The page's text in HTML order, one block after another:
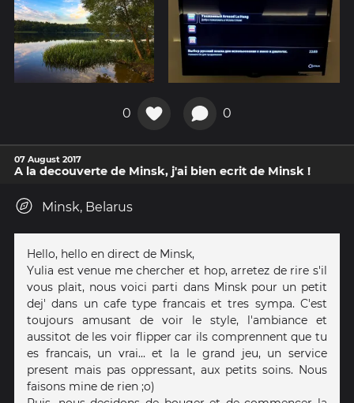
0 0
07 August 2017
A la decouverte de Minsk, j'ai bien ecrit de Minsk !
Minsk, Belarus
Hello, hello en direct de Minsk,
Yulia est venue me chercher et hop, arretez de rire s'il
vous plait, nous voici parti dans Minsk pour un petit
dej' dans un cafe type francais et tres sympa. C'est
toujours amusant de voir le style, l'ambiance et
aussitot de les voir flipper car ils comprennent que tu
es francais, un vrai... et la le grand jeu, un service
present mais pas oppressant, aux petits soins. Nous
faisons mine de rien ;o)